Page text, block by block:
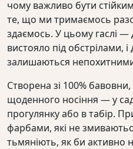
чому важливо бути
те, що ми тримаємось
здаємось. У цьому гаслі —
вистояло під обстрілами, і
залишаються
Створена зі 100%
щоденного носіння — у
прогулянку або в табір.
фарбами, які не
тьмяніють, як би активно